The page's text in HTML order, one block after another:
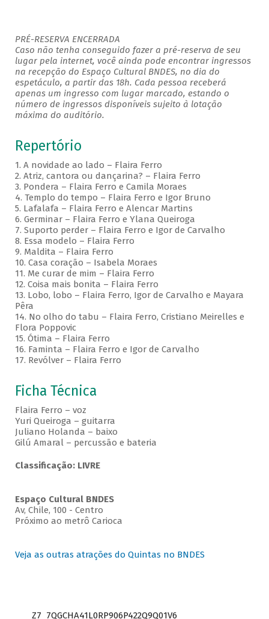
PRÉ-RESERVA ENCERRADA
Caso não tenha conseguido fazer a pré-reserva de seu
lugar pela internet, você ainda pode encontrar ingressos
na recepção do Espaço Cultural BNDES, no dia do
espetáculo, a partir das 18h. Cada pessoa receberá
apenas um ingresso com lugar marcado, estando o
número de ingressos disponíveis sujeito à lotação
máxima do auditório.
Repertório
1. A novidade ao lado – Flaira Ferro
2. Atriz, cantora ou dançarina? – Flaira Ferro
3. Pondera – Flaira Ferro e Camila Moraes
4. Templo do tempo – Flaira Ferro e Igor Bruno
5. Lafalafa – Flaira Ferro e Alencar Martins
6. Germinar – Flaira Ferro e Ylana Queiroga
7. Suporto perder – Flaira Ferro e Igor de Carvalho
8. Essa modelo – Flaira Ferro
9. Maldita – Flaira Ferro
10. Casa coração – Isabela Moraes
11. Me curar de mim – Flaira Ferro
12. Coisa mais bonita – Flaira Ferro
13. Lobo, lobo – Flaira Ferro, Igor de Carvalho e Mayara
Pêra
14. No olho do tabu – Flaira Ferro, Cristiano Meirelles e
Flora Poppovic
15. Ótima – Flaira Ferro
16. Faminta – Flaira Ferro e Igor de Carvalho
17. Revólver – Flaira Ferro
Ficha Técnica
Flaira Ferro – voz
Yuri Queiroga – guitarra
Juliano Holanda – baixo
Gilú Amaral – percussão e bateria
Classificação: LIVRE
Espaço Cultural BNDES
Av, Chile, 100 - Centro
Próximo ao metrô Carioca
Veja as outras atrações do Quintas no BNDES
Z7_7QGCHA41L0RP906P422Q9Q01V6